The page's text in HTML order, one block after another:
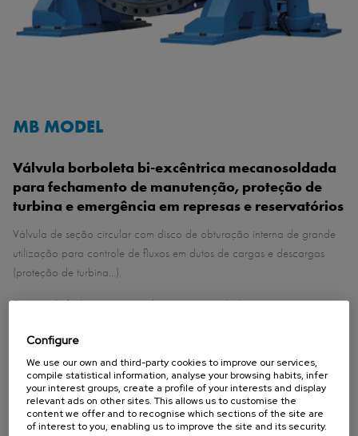
MB MODEL
Válvula borboleta bi-excêntrica mecanosoldada
para fechamento de manutenção, proteção de
turbina e emergência em represas e reservatórios
Válvula de seção circular com disco de obturação interna de grande
utilização para controle de fluxos em dutos de cargas e descargas
(proteção de turbina…).
Sistema de fechamento com elastómero na válvula, que garante a
desmontar a válvula.
Fabricação mecanosoldada robusta com ampla possibilidade de
fabricação de medidas, cargas de água e materiais, conforme
necessidade.
Configure
We use our own and third-party cookies to improve our services,
compile statistical information, analyse your browsing habits, infer
your interest groups, create a profile of your interests and display
relevant ads on other sites. This allows us to customise the
content we offer and to recognise which sections of the site are
of interest to you, enabling us to improve the site and its security.